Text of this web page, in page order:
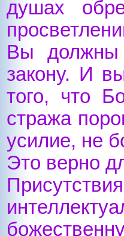
душах
Вы должны
закону. И
того, что
стража
усилие, не
Это верно